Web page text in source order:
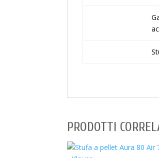
PRODOTTI